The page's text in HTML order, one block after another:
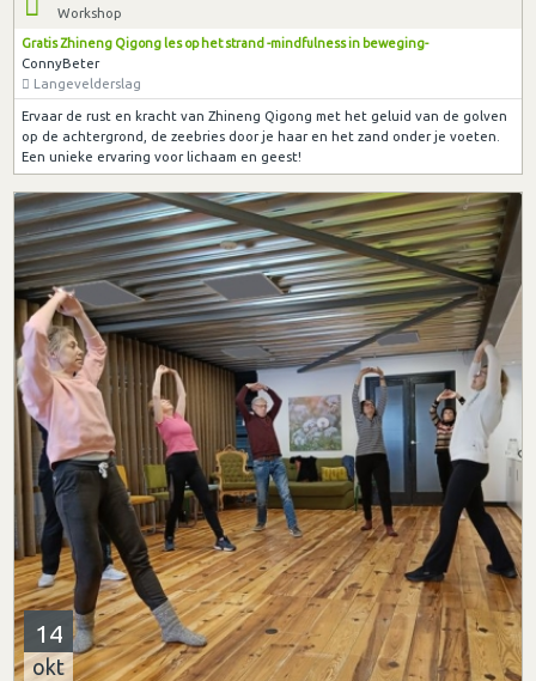
Workshop
Gratis Zhineng Qigong les op het strand -mindfulness in beweging-
ConnyBeter
Langevelderslag
Ervaar de rust en kracht van Zhineng Qigong met het geluid van de golven
op de achtergrond, de zeebries door je haar en het zand onder je voeten.
Een unieke ervaring voor lichaam en geest!
14
okt